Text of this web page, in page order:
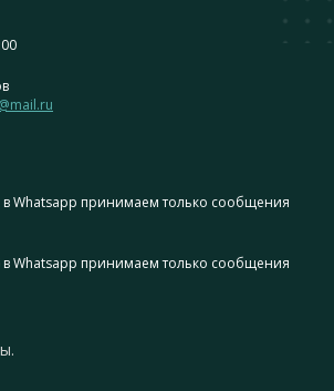
в Whatsapp принимаем только сообщения
в Whatsapp принимаем только сообщения